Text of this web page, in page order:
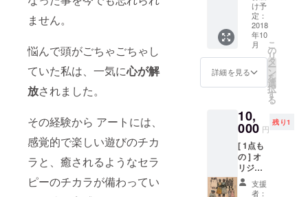
ません。
悩んで頭がごちゃごちゃし
ていた私は、一気に心が解
放されました。
その経験から アートには、
感覚的で楽しい遊びのチカ
ラと、癒されるようなセラ
ピーのチカラが備わってい
レポー
トメー
ル(写真
サイン&
あなた
のお名
前入/簡
易額入)
+ ポス
トカー
ド(大)2
枚 (直筆
入) + お
一人お
一人に
心を込
めたお
礼メッ
セージ
カード
け予
定：
2018
年10
月
詳細を見る
こ
の
リ
タ
ー
ン
を
選
択
す
る
10,
000 円
残り1
[ 1点も
の ] オ
リジナ
ル ペイ
ント作
支援
者：